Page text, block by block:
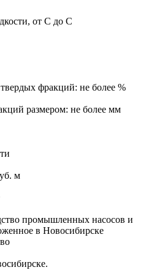
от С до С
фракций: не более %
размером: не более мм
м